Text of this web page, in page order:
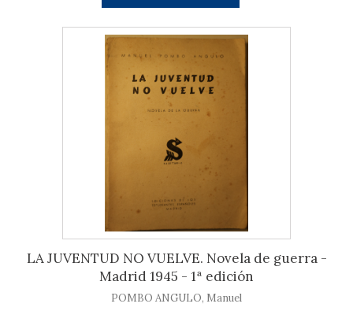
LA JUVENTUD NO VUELVE. Novela de guerra -
Madrid 1945 - 1ª edición
POMBO ANGULO, Manuel